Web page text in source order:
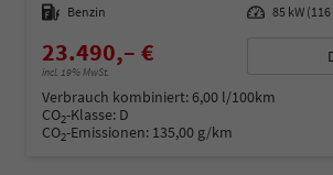
Kraftstoff Benzin Leistung 85 kW (116
23.490,– €
incl. 19% MwSt.
Verbrauch kombiniert:6,00 l/100km
CO2-Klasse: D
CO2-Emissionen: 135,00 g/km